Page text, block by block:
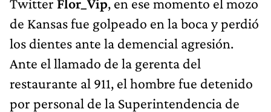
de Kansas fue golpeado en la boca y perdió
los dientes ante la demencial agresión.
Ante el llamado de la gerenta del
restaurante al 911, el hombre fue detenido
por personal de la Superintendencia de